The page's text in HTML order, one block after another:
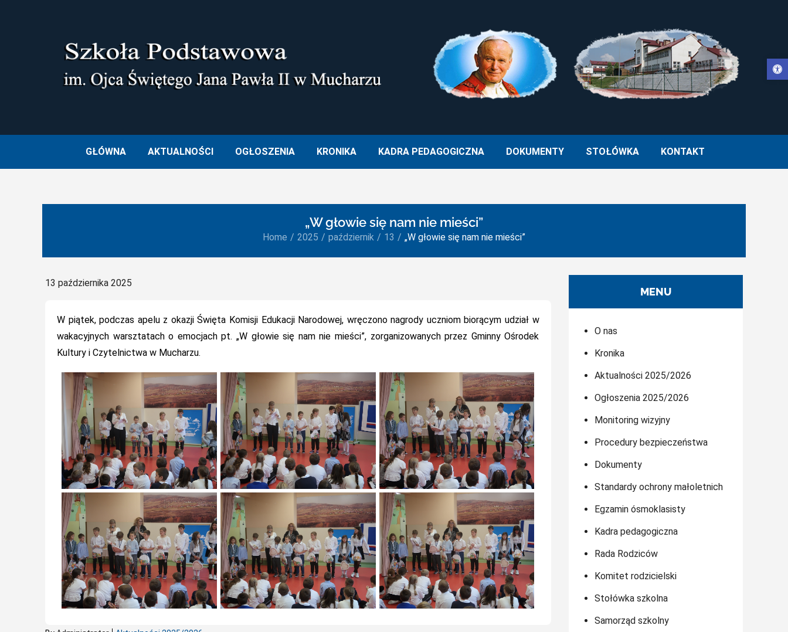
Otwórz pasek narzędzi
SZKOŁA PODSTAWOWA IM. OJCA ŚWIĘTEGO JANA PAWŁA II W MUCHARZU
GŁÓWNA AKTUALNOŚCI OGŁOSZENIA KRONIKA KADRA PEDAGOGICZNA DOKUMENTY STOŁÓWKA KONTAKT
„W głowie się nam nie mieści”
Home 2025 październik 13 „W głowie się nam nie mieści”
Posted
13 października 2025
W piątek, podczas apelu z okazji Święta Komisji Edukacji Narodowej, wręczono nagrody uczniom biorącym udział w
wakacyjnych warsztatach o emocjach pt. „W głowie się nam nie mieści”, zorganizowanych przez Gminny Ośrodek
Kultury i Czytelnictwa w Mucharzu.
MENU
O nas
Kronika
Aktualności 2025/2026
Ogłoszenia 2025/2026
Monitoring wizyjny
Procedury bezpieczeństwa
Dokumenty
Standardy ochrony małoletnich
Egzamin ósmoklasisty
Kadra pedagogiczna
Rada Rodziców
Komitet rodzicielski
Stołówka szkolna
Samorząd szkolny